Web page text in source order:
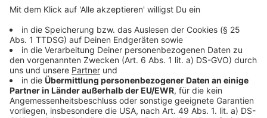
Die Stadt Münster setzt die Videoüberwachung an
den Schulzentren Hiltrup, Wolbeck und Kinderhaus
sowie an der Melanchthonschule in Coerde fort und
weitet sie auf die Grundschule Kinderhaus-West aus.
Das hat der Rat der Stadt Münster am Mittwoch, 1.
Juli, beschlossen. An den bislang überwachten
Standorten sind Einbrüche und Vandalismus deutlich